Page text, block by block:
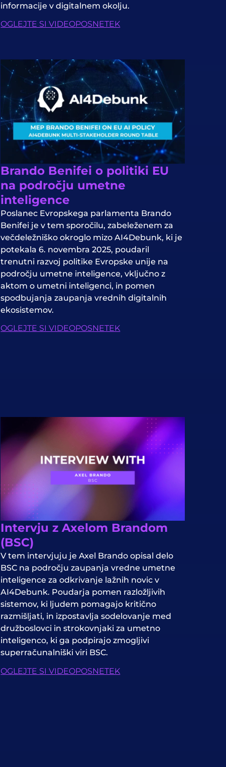
informacije v digitalnem okolju.
OGLEJTE SI VIDEOPOSNETEK
Brando Benifei o politiki EU
na področju umetne
inteligence
Poslanec Evropskega parlamenta Brando
Benifei je v tem sporočilu, zabeleženem za
večdeležniško okroglo mizo AI4Debunk, ki je
potekala 6. novembra 2025, poudaril
trenutni razvoj politike Evropske unije na
področju umetne inteligence, vključno z
aktom o umetni inteligenci, in pomen
spodbujanja zaupanja vrednih digitalnih
ekosistemov.
OGLEJTE SI VIDEOPOSNETEK
Intervju z Axelom Brandom
(BSC)
V tem intervjuju je Axel Brando opisal delo
BSC na področju zaupanja vredne umetne
inteligence za odkrivanje lažnih novic v
AI4Debunk. Poudarja pomen razložljivih
sistemov, ki ljudem pomagajo kritično
razmišljati, in izpostavlja sodelovanje med
družboslovci in strokovnjaki za umetno
inteligenco, ki ga podpirajo zmogljivi
superračunalniški viri BSC.
OGLEJTE SI VIDEOPOSNETEK